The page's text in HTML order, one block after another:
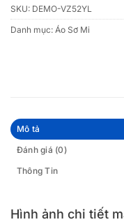
SKU: DEMO-VZ52YL
Danh mục: Áo Sơ Mi
Mô tả
Đánh giá (0)
Thông Tin
Hình ảnh chi tiết